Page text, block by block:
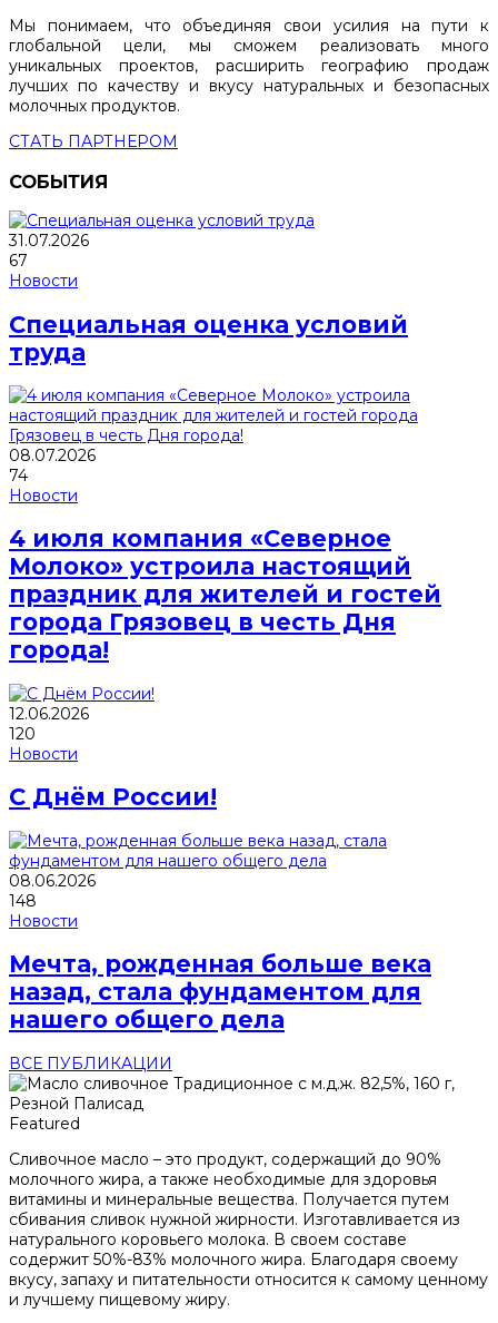
Мы понимаем, что объединяя свои усилия на пути к
глобальной цели, мы сможем реализовать много
уникальных проектов, расширить географию продаж
лучших по качеству и вкусу натуральных и безопасных
молочных продуктов.
СТАТЬ ПАРТНЕРОМ
СОБЫТИЯ
31.07.2026
67
Новости
Специальная оценка условий
труда
08.07.2026
74
Новости
4 июля компания «Северное
Молоко» устроила настоящий
праздник для жителей и гостей
города Грязовец в честь Дня
города!
12.06.2026
120
Новости
С Днём России!
08.06.2026
148
Новости
Мечта, рожденная больше века
назад, стала фундаментом для
нашего общего дела
ВСЕ ПУБЛИКАЦИИ
Featured
Сливочное масло – это продукт, содержащий до 90%
молочного жира, а также необходимые для здоровья
витамины и минеральные вещества. Получается путем
сбивания сливок нужной жирности. Изготавливается из
натурального коровьего молока. В своем составе
содержит 50%-83% молочного жира. Благодаря своему
вкусу, запаху и питательности относится к самому ценному
и лучшему пищевому жиру.